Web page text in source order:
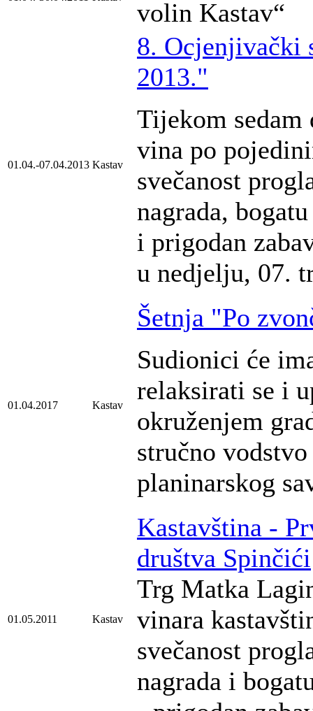
volin Kastav“
01.04.-07.04.2013 Kastav
8. Ocjenjivački
2013."
Tijekom
vina po
svečanost
nagrada,
i prigodan
u nedjelju, 07.
01.04.2017 Kastav
Šetnja "Po
Sudionici će
relaksirati se i
okruženjem
stručno
planinarskog
01.05.2011 Kastav
Kastavština -
društva Spinčići
Trg Matka
vinara
svečanost
nagrada i